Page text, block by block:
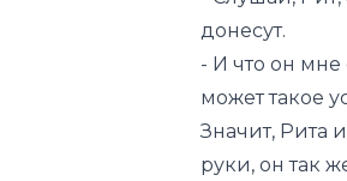
донесут.
- И что он
может такое
Значит, Рита
руки, он так